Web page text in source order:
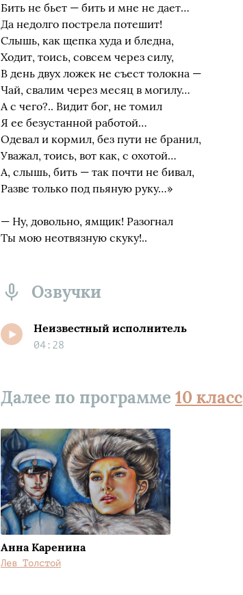
Бить не бьет — бить и мне не дает…
Да недолго пострела потешит!
Слышь, как щепка худа и бледна,
Ходит, тоись, совсем через силу,
В день двух ложек не съест толокна —
Чай, свалим через месяц в могилу…
А с чего?.. Видит бог, не томил
Я ее безустанной работой…
Одевал и кормил, без пути не бранил,
Уважал, тоись, вот как, с охотой…
А, слышь, бить — так почти не бивал,
Разве только под пьяную руку…»
— Ну, довольно, ямщик! Разогнал
Ты мою неотвязную скуку!..
Озвучки
Неизвестный исполнитель
04:28
Далее по программе 10 класс
Анна Каренина
Лев Толстой